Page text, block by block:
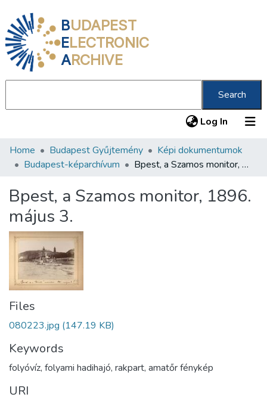
BUDAPEST
ELECTRONIC
ARCHIVE
Search
Log In (current)
Communities & Collections
Statistics
About us
Home Budapest Gyűjtemény
Képi dokumentumok
Budapest-képarchívum
Bpest, a Szamos monitor, 1896. május 3.
Bpest, a Szamos monitor, 1896.
május 3.
Files
080223.jpg (147.19 KB)
Keywords
folyóvíz, folyami hadihajó, rakpart, amatőr fénykép
URI